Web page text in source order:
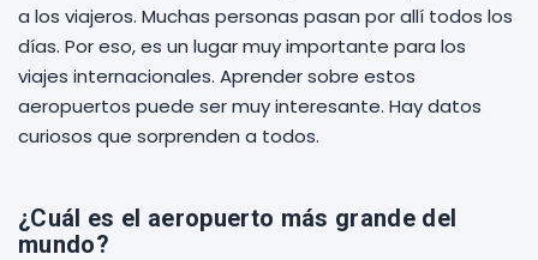
a los viajeros. Muchas personas pasan por allí todos los
días. Por eso, es un lugar muy importante para los
viajes internacionales. Aprender sobre estos
aeropuertos puede ser muy interesante. Hay datos
curiosos que sorprenden a todos.
¿Cuál es el aeropuerto más grande del
mundo?